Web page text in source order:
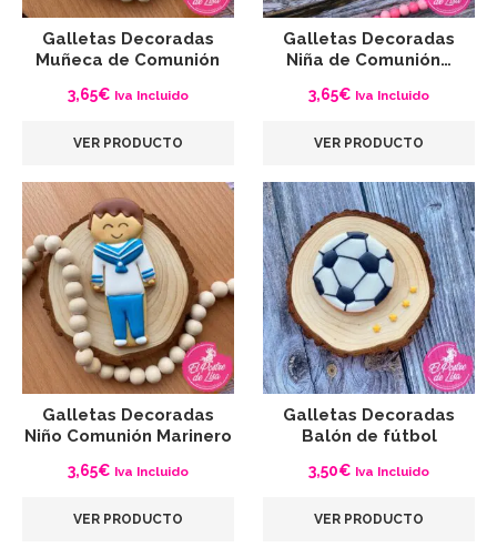
Galletas Decoradas
Muñeca de Comunión
3,65€ Iva Incluido
VER PRODUCTO
Galletas Decoradas
Niña de Comunión…
3,65€ Iva Incluido
VER PRODUCTO
Galletas Decoradas
Niño Comunión Marinero
3,65€ Iva Incluido
VER PRODUCTO
Galletas Decoradas
Balón de fútbol
3,50€ Iva Incluido
VER PRODUCTO